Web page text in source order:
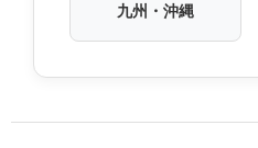
九州・沖縄